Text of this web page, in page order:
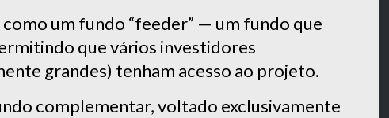
como um fundo “feeder” — um fundo que
que vários investidores
grandes) tenham acesso ao projeto.
complementar, voltado exclusivamente